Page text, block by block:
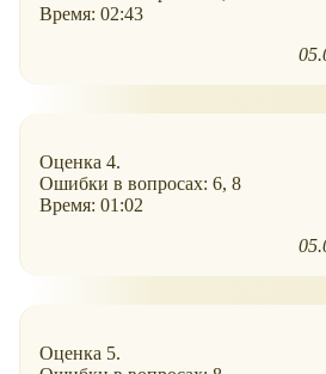
Время: 02:43
Оценка 4.
Ошибки в вопросах: 6, 8
Время: 01:02
Оценка 5.